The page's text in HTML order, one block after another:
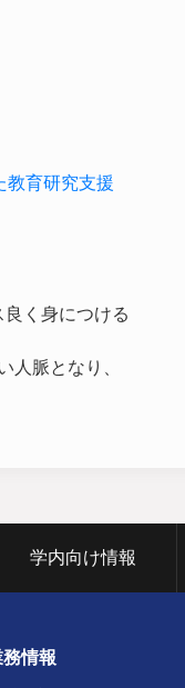
教育研究支援
く身につける
人脈となり、
学内向け情報
情報